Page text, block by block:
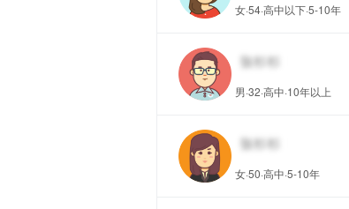
女·54·高中以下·5-10年
男·32·高中·10年以上
女·50·高中·5-10年